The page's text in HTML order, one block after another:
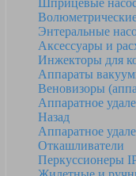
Шприцевые
Энтеральные
Аксессуары и
Инжекторы для
Аппараты
Веновизоры
Аппаратное
Назад
Аппаратное
Откашливатели
Перкуссионеры